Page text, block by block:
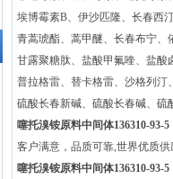
埃博霉素B、伊沙匹隆、长春西
青蒿琥酯、蒿甲醚、长春布宁
甘露聚糖肽、盐酸甲氟喹、盐酸
普拉格雷、替卡格雷、沙格列汀
硫酸长春新碱、硫酸长春碱、硫
噻托溴铵原料中间体136310-93-5
客户满意，品质可靠,世界优质
噻托溴铵原料中间体136310-93-5